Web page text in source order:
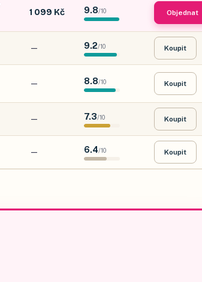
1 099 Kč 9.8/10 Objednat
— 9.2/10 Koupit
— 8.8/10 Koupit
— 7.3/10 Koupit
— 6.4/10 Koupit